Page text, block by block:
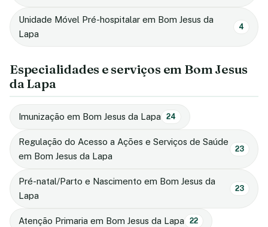
Unidade Móvel Pré-hospitalar em Bom Jesus da
Lapa
4
Especialidades e serviços em Bom Jesus
da Lapa
Imunização em Bom Jesus da Lapa 24
Regulação do Acesso a Ações e Serviços de Saúde
em Bom Jesus da Lapa
23
Pré-natal/Parto e Nascimento em Bom Jesus da
Lapa
23
Atenção Primaria em Bom Jesus da Lapa 22